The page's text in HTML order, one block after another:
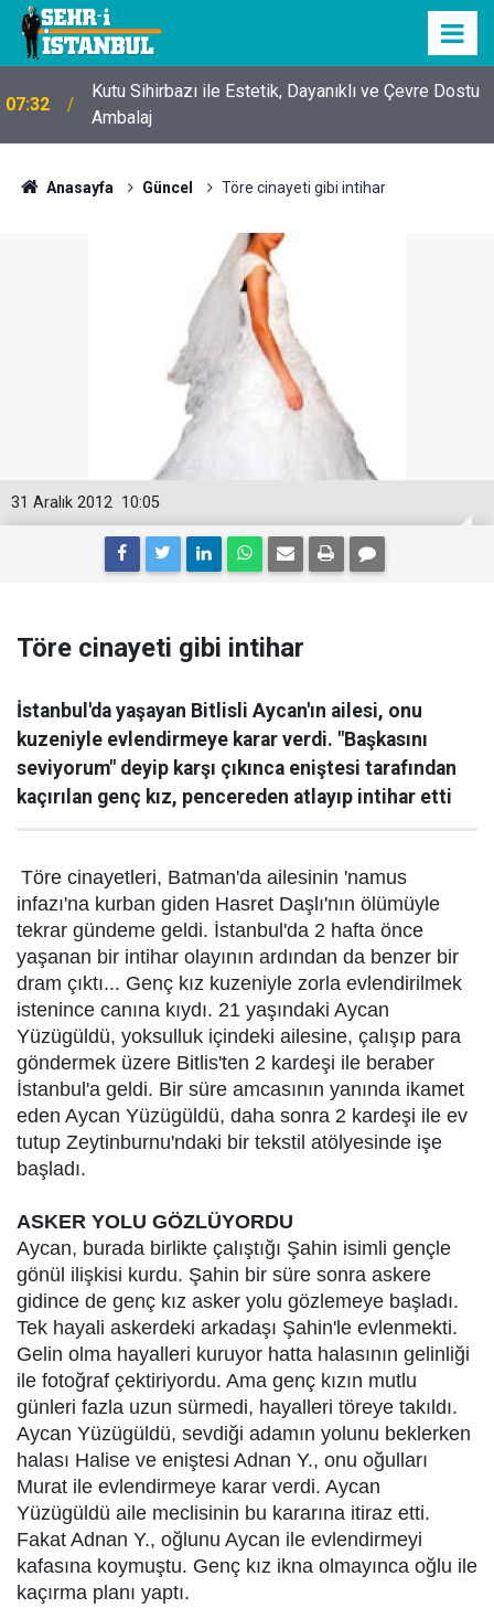
07:32
Kutu Sihirbazı ile Estetik, Dayanıklı ve Çevre Dostu
Ambalaj
Anasayfa Güncel Töre cinayeti gibi intihar
10:05
31 Aralık 2012
Töre cinayeti gibi intihar
İstanbul'da yaşayan Bitlisli Aycan'ın ailesi, onu
kuzeniyle evlendirmeye karar verdi. "Başkasını
seviyorum" deyip karşı çıkınca eniştesi tarafından
kaçırılan genç kız, pencereden atlayıp intihar etti
Töre cinayetleri, Batman'da ailesinin 'namus
infazı'na kurban giden Hasret Daşlı'nın ölümüyle
tekrar gündeme geldi. İstanbul'da 2 hafta önce
yaşanan bir intihar olayının ardından da benzer bir
dram çıktı... Genç kız kuzeniyle zorla evlendirilmek
istenince canına kıydı. 21 yaşındaki Aycan
Yüzügüldü, yoksulluk içindeki ailesine, çalışıp para
göndermek üzere Bitlis'ten 2 kardeşi ile beraber
İstanbul'a geldi. Bir süre amcasının yanında ikamet
eden Aycan Yüzügüldü, daha sonra 2 kardeşi ile ev
tutup Zeytinburnu'ndaki bir tekstil atölyesinde işe
başladı.
ASKER YOLU GÖZLÜYORDU
Aycan, burada birlikte çalıştığı Şahin isimli gençle
gönül ilişkisi kurdu. Şahin bir süre sonra askere
gidince de genç kız asker yolu gözlemeye başladı.
Tek hayali askerdeki arkadaşı Şahin'le evlenmekti.
Gelin olma hayalleri kuruyor hatta halasının gelinliği
ile fotoğraf çektiriyordu. Ama genç kızın mutlu
günleri fazla uzun sürmedi, hayalleri töreye takıldı.
Aycan Yüzügüldü, sevdiği adamın yolunu beklerken
halası Halise ve eniştesi Adnan Y., onu oğulları
Murat ile evlendirmeye karar verdi. Aycan
Yüzügüldü aile meclisinin bu kararına itiraz etti.
Fakat Adnan Y., oğlunu Aycan ile evlendirmeyi
kafasına koymuştu. Genç kız ikna olmayınca oğlu ile
kaçırma planı yaptı.